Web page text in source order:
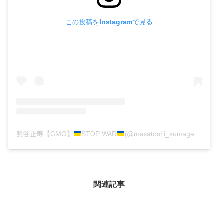
この投稿をInstagramで見る
熊谷正寿【GMO】 STOP WAR (@masatoshi_kumagai)がシェアした投稿
関連記事